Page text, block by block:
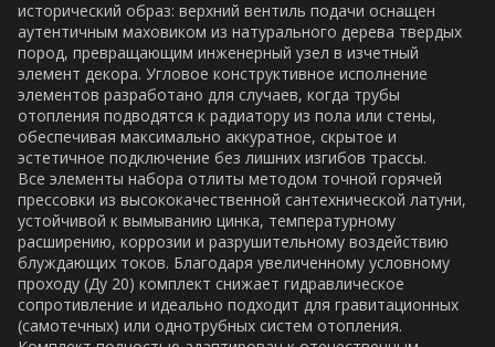
исторический образ: верхний вентиль подачи оснащен
аутентичным маховиком из натурального дерева твердых
пород, превращающим инженерный узел в изчетный
элемент декора. Угловое конструктивное исполнение
элементов разработано для случаев, когда трубы
отопления подводятся к радиатору из пола или стены,
обеспечивая максимально аккуратное, скрытое и
эстетичное подключение без лишних изгибов трассы.
Все элементы набора отлиты методом точной горячей
прессовки из высококачественной сантехнической латуни,
устойчивой к вымыванию цинка, температурному
расширению, коррозии и разрушительному воздействию
блуждающих токов. Благодаря увеличенному условному
проходу (Ду 20) комплект снижает гидравлическое
сопротивление и идеально подходит для гравитационных
(самотечных) или однотрубных систем отопления.